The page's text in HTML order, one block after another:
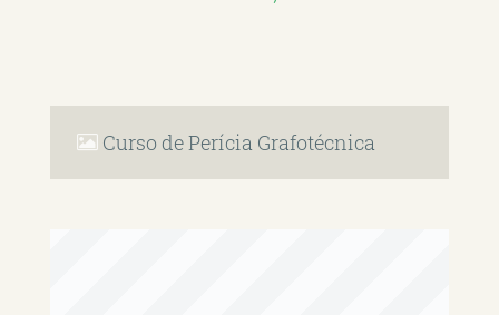
Curso de Perícia Grafotécnica